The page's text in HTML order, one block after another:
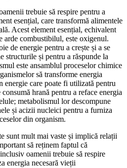
trebuie să respire pentru a
esențial, care transformă alimentele
Acest element esențial, echivalent
arde combustibilul, este oxigenul.
de energie pentru a crește și a se
structurile și pentru a răspunde la
este ansamblul proceselor chimice
să transforme energia
energie care poate fi utilizată pentru
hrană pentru a reface energia
metabolismul lor descompune
și acizii nucleici pentru a furniza
din organism.
sunt mult mai vaste și implică relații
să reținem faptul că
oamenii trebuie să respire
energia necesară vieții